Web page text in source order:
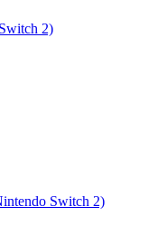
2)
Switch 2)